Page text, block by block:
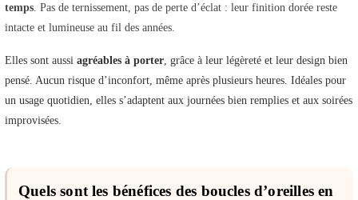
temps . Pas de ternissement, pas de perte d’éclat : leur finition dorée reste
intacte et lumineuse au fil des années.
Elles sont aussi agréables à porter , grâce à leur légèreté et leur design bien
pensé. Aucun risque d’inconfort, même après plusieurs heures. Idéales pour
un usage quotidien, elles s’adaptent aux journées bien remplies et aux soirées
improvisées.
Quels sont les bénéfices des boucles d’oreilles en